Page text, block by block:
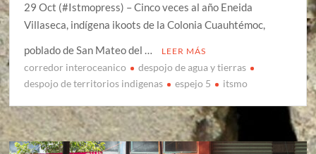
29 Oct (#Istmopress) – Cinco veces al año Eneida
Villaseca, indígena ikoots de la Colonia Cuauhtémoc,
poblado de San Mateo del …
LEER MÁS
corredor interoceanico
despojo de agua y tierras
despojo de territorios indigenas
espejo 5 itsmo